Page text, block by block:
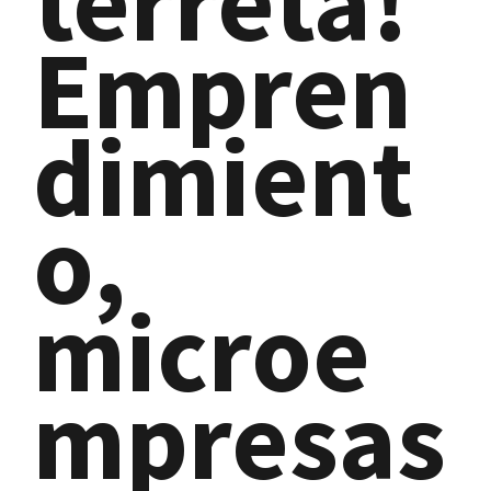
Empren
dimient
o,
microe
mpresas